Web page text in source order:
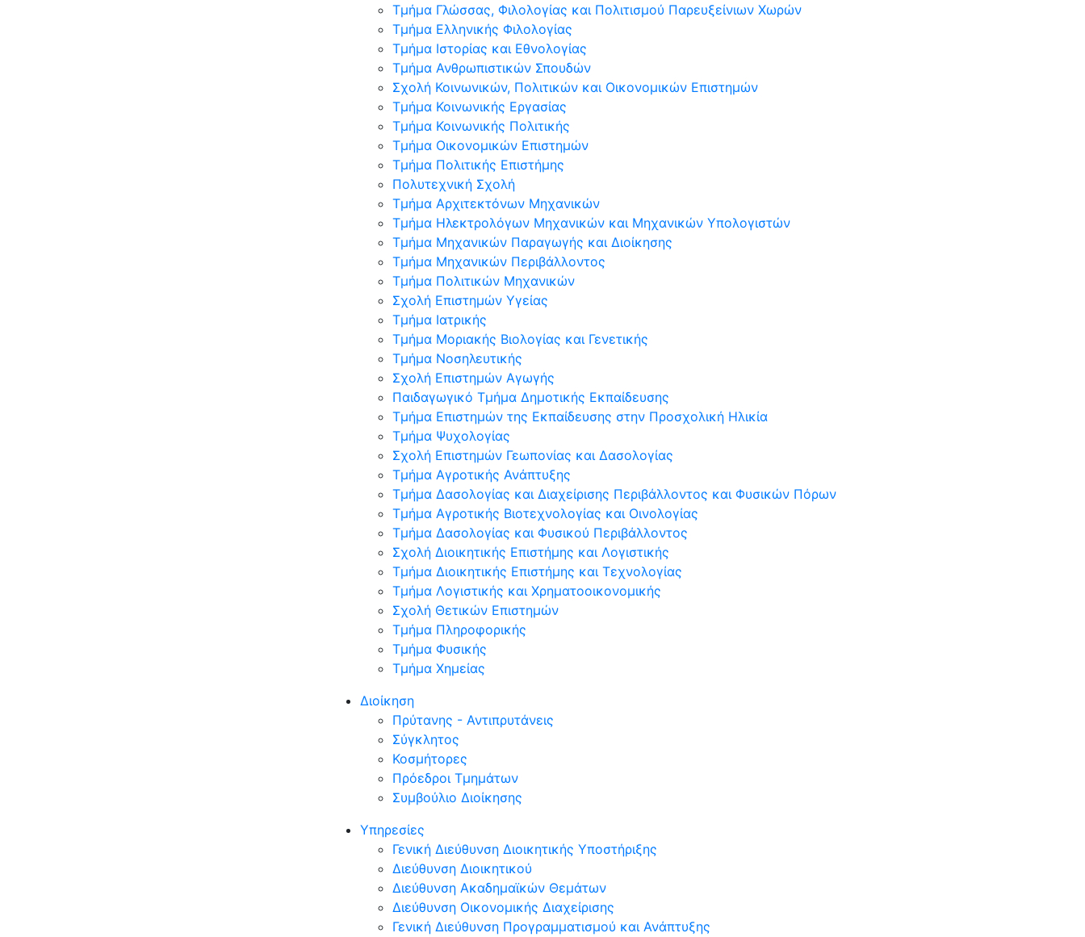
Τμήμα Γλώσσας, Φιλολογίας και Πολιτισμού Παρευξείνιων Χωρών
Τμήμα Ελληνικής Φιλολογίας
Τμήμα Ιστορίας και Εθνολογίας
Τμήμα Ανθρωπιστικών Σπουδών
Σχολή Κοινωνικών, Πολιτικών και Οικονομικών Επιστημών
Τμήμα Κοινωνικής Εργασίας
Τμήμα Κοινωνικής Πολιτικής
Τμήμα Οικονομικών Επιστημών
Τμήμα Πολιτικής Επιστήμης
Πολυτεχνική Σχολή
Τμήμα Αρχιτεκτόνων Μηχανικών
Τμήμα Ηλεκτρολόγων Μηχανικών και Μηχανικών Υπολογιστών
Τμήμα Μηχανικών Παραγωγής και Διοίκησης
Τμήμα Μηχανικών Περιβάλλοντος
Τμήμα Πολιτικών Μηχανικών
Σχολή Επιστημών Υγείας
Τμήμα Ιατρικής
Τμήμα Μοριακής Βιολογίας και Γενετικής
Τμήμα Νοσηλευτικής
Σχολή Επιστημών Αγωγής
Παιδαγωγικό Τμήμα Δημοτικής Εκπαίδευσης
Τμήμα Επιστημών της Εκπαίδευσης στην Προσχολική Ηλικία
Τμήμα Ψυχολογίας
Σχολή Επιστημών Γεωπονίας και Δασολογίας
Τμήμα Αγροτικής Ανάπτυξης
Τμήμα Δασολογίας και Διαχείρισης Περιβάλλοντος και Φυσικών Πόρων
Τμήμα Αγροτικής Βιοτεχνολογίας και Οινολογίας
Τμήμα Δασολογίας και Φυσικού Περιβάλλοντος
Σχολή Διοικητικής Επιστήμης και Λογιστικής
Τμήμα Διοικητικής Επιστήμης και Τεχνολογίας
Τμήμα Λογιστικής και Χρηματοοικονομικής
Σχολή Θετικών Επιστημών
Τμήμα Πληροφορικής
Τμήμα Φυσικής
Τμήμα Χημείας
Διοίκηση
Πρύτανης - Αντιπρυτάνεις
Σύγκλητος
Κοσμήτορες
Πρόεδροι Τμημάτων
Συμβούλιο Διοίκησης
Υπηρεσίες
Γενική Διεύθυνση Διοικητικής Υποστήριξης
Διεύθυνση Διοικητικού
Διεύθυνση Ακαδημαϊκών Θεμάτων
Διεύθυνση Οικονομικής Διαχείρισης
Γενική Διεύθυνση Προγραμματισμού και Ανάπτυξης